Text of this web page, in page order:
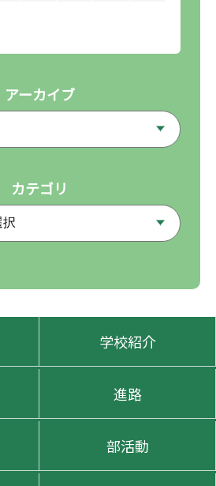
アーカイブ
カテゴリ
学校紹介
進路
部活動